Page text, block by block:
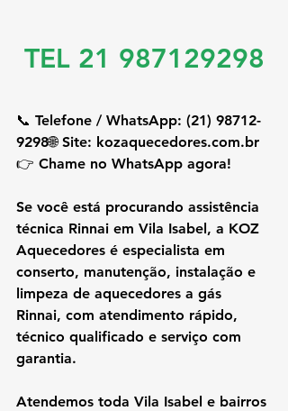
TEL 21 987129298
📞 Telefone / WhatsApp: (21) 98712-
9298🌐 Site: kozaquecedores.com.br
👉 Chame no WhatsApp agora!
Se você está procurando assistência
técnica Rinnai em Vila Isabel , a KOZ
Aquecedores é especialista em
conserto, manutenção, instalação e
limpeza de aquecedores a gás
Rinnai, com atendimento rápido,
técnico qualificado e serviço com
garantia.
Atendemos toda Vila Isabel e bairros